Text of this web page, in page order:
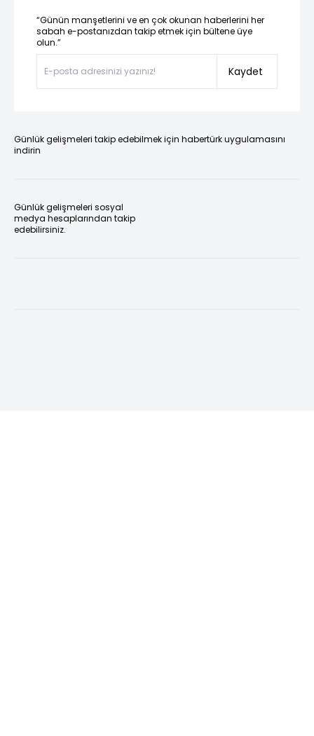
“Günün manşetlerini ve en çok okunan haberlerini her
sabah e-postanızdan takip etmek için bültene üye
olun.”
Kaydet
Günlük gelişmeleri takip edebilmek için habertürk uygulamasını
indirin
Günlük gelişmeleri sosyal
medya hesaplarından takip
edebilirsiniz.